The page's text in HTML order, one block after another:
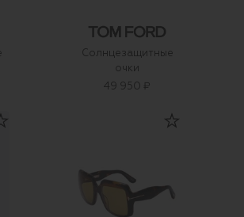
Солнцезащитные
очки
49 950 ₽